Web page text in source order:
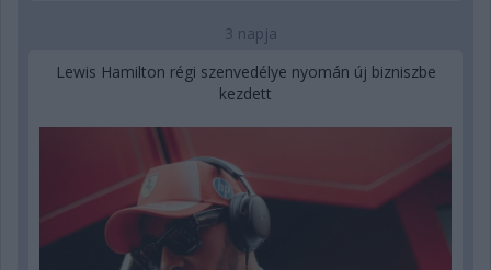
3 napja
Lewis Hamilton régi szenvedélye nyomán új bizniszbe
kezdett